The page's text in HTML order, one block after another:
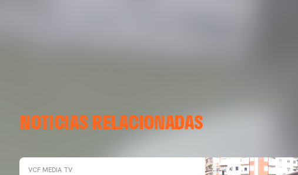
NOTICIAS RELACIONADAS
VCF MEDIA TV